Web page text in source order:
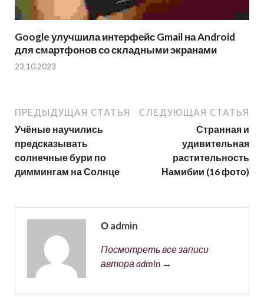
Google улучшила интерфейс Gmail на Android
для смартфонов со складными экранами
23.10.2023
ПРЕДЫДУЩАЯ СТАТЬЯ
Учёные научились
предсказывать
солнечные бури по
диммингам на Солнце
СЛЕДУЮЩАЯ СТАТЬЯ
Странная и
удивительная
растительность
Намибии (16 фото)
О admin
Посмотреть все записи
автора admin →